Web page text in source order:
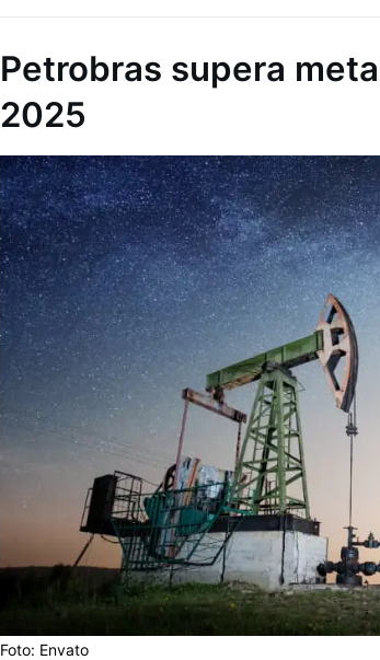
Petrobras supera
2025
Foto: Envato